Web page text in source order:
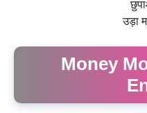
उड़ा
Money